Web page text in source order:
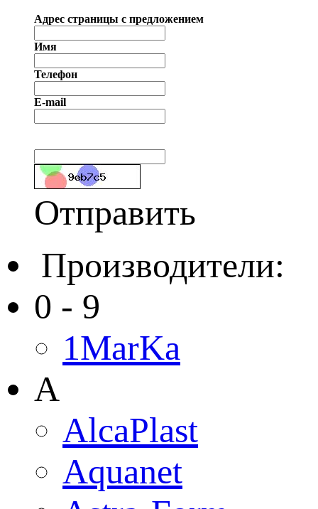
Адрес страницы с предложением
Имя
Телефон
E-mail
Отправить
Производители:
0 - 9
1MarKa
A
AlcaPlast
Aquanet